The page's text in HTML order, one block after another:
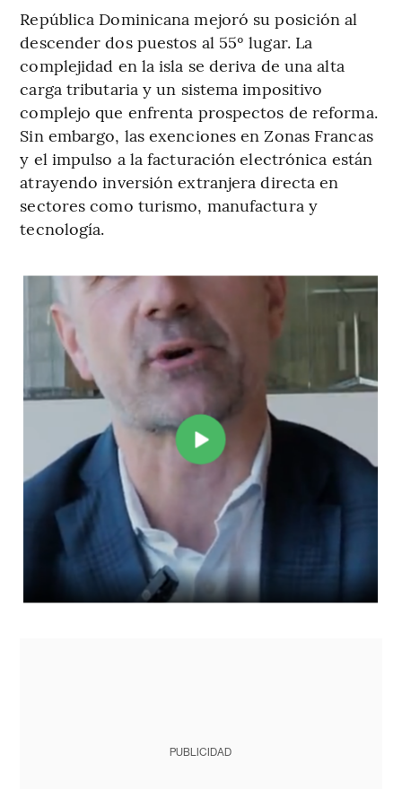
República Dominicana mejoró su posición al
descender dos puestos al 55º lugar. La
complejidad en la isla se deriva de una alta
carga tributaria y un sistema impositivo
complejo que enfrenta prospectos de reforma.
Sin embargo, las exenciones en Zonas Francas
y el impulso a la facturación electrónica están
atrayendo inversión extranjera directa en
sectores como turismo, manufactura y
tecnología.
PUBLICIDAD